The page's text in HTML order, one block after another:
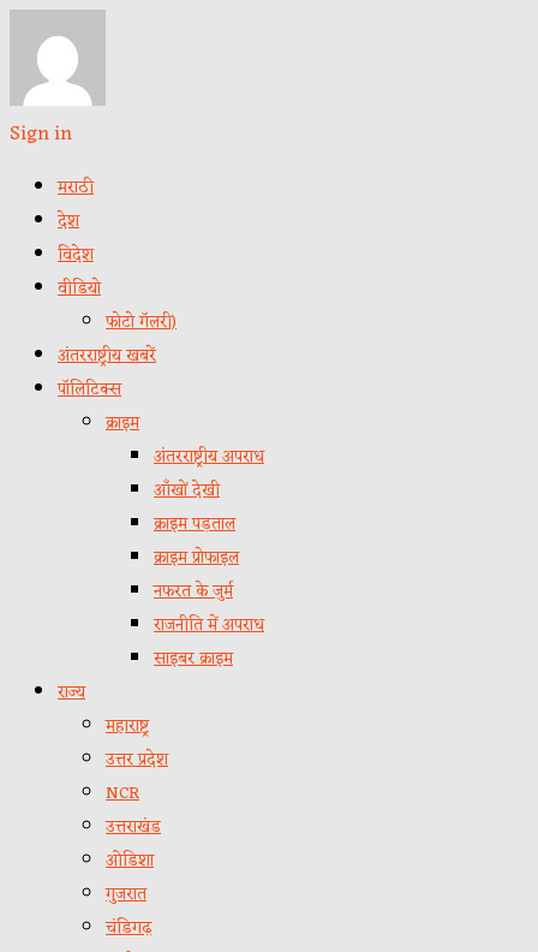
Sign in
मराठी
देश
विदेश
वीडियो
फोटो गॅलरी)
अंतरराष्ट्रीय खबरें
पॉलिटिक्स
क्राइम
अंतरराष्ट्रीय अपराध
आँखों देखी
क्राइम पड़ताल
क्राइम प्रोफाइल
नफरत के जुर्म
राजनीति में अपराध
साइबर क्राइम
राज्य
महाराष्ट्र
उत्तर प्रदेश
NCR
उत्तराखंड
ओडिशा
गुजरात
चंडिगढ़